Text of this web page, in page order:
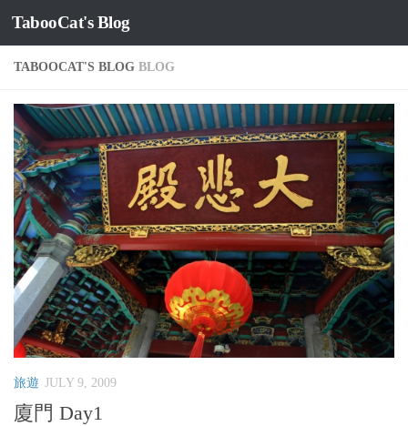
Skip to content
TabooCat's Blog
TABOOCAT'S BLOG BLOG
旅遊 JULY 9, 2009
廈門 Day1